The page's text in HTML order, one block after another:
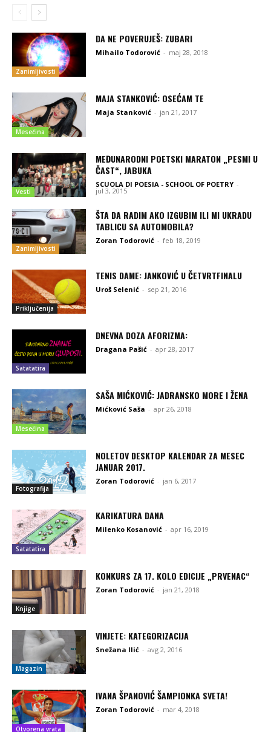
Zanimljivosti
DA NE POVERUJEŠ: ZUBARI
Mihailo Todorović - maj 28, 2018
Mesečina
MAJA STANKOVIĆ: OSEĆAM TE
Maja Stanković - jan 21, 2017
Vesti
MEĐUNARODNI POETSKI MARATON „PESMI U
ČAST“, JABUKA
SCUOLA DI POESIA - SCHOOL OF POETRY -
jul 3, 2015
Zanimljivosti
ŠTA DA RADIM AKO IZGUBIM ILI MI UKRADU
TABLICU SA AUTOMOBILA?
Zoran Todorović - feb 18, 2019
Priključenija
TENIS DAME: JANKOVIĆ U ČETVRTFINALU
Uroš Selenić - sep 21, 2016
Satatatira
DNEVNA DOZA AFORIZMA:
Dragana Pašić - apr 28, 2017
Mesečina
SAŠA MIĆKOVIĆ: JADRANSKO MORE I ŽENA
Mićković Saša - apr 26, 2018
Fotografija
NOLETOV DESKTOP KALENDAR ZA MESEC
JANUAR 2017.
Zoran Todorović - jan 6, 2017
Satatatira
KARIKATURA DANA
Milenko Kosanović - apr 16, 2019
Knjige
KONKURS ZA 17. KOLO EDICIJE „PRVENAC“
Zoran Todorović - jan 21, 2018
Magazin
VINJETE: KATEGORIZACIJA
Snežana Ilić - avg 2, 2016
Otvorena vrata
IVANA ŠPANOVIĆ ŠAMPIONKA SVETA!
Zoran Todorović - mar 4, 2018